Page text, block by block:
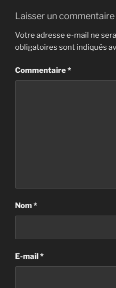
Laisser un commentaire
Votre adresse e-mail ne
obligatoires sont indiqués
Commentaire*
Nom*
E-mail*